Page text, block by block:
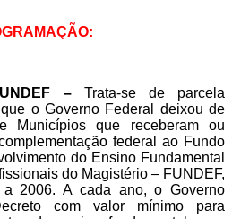
–Trata-se de parcela
o Governo Federal deixou de
Municípios que receberam ou
federal ao Fundo
do Ensino Fundamental
do Magistério – FUNDEF,
2006. A cada ano, o Governo
com valor mínimo para